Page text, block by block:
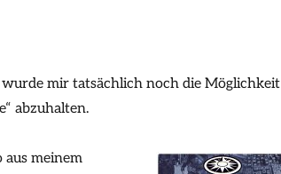
wurde mir tatsächlich noch die Möglichkeit
abzuhalten.
aus meinem